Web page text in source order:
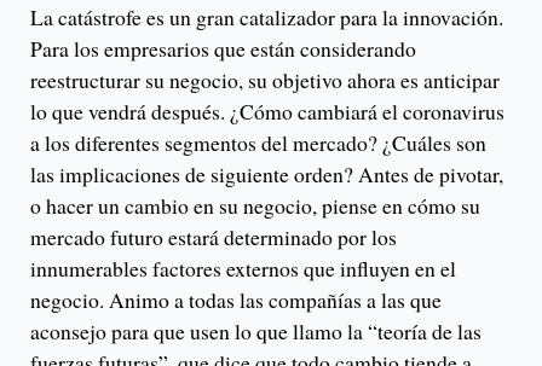
La catástrofe es un gran catalizador para la innovación.
Para los empresarios que están considerando
reestructurar su negocio, su objetivo ahora es anticipar
lo que vendrá después. ¿Cómo cambiará el coronavirus
a los diferentes segmentos del mercado? ¿Cuáles son
las implicaciones de siguiente orden? Antes de pivotar,
o hacer un cambio en su negocio, piense en cómo su
mercado futuro estará determinado por los
innumerables factores externos que influyen en el
negocio. Animo a todas las compañías a las que
aconsejo para que usen lo que llamo la “teoría de las